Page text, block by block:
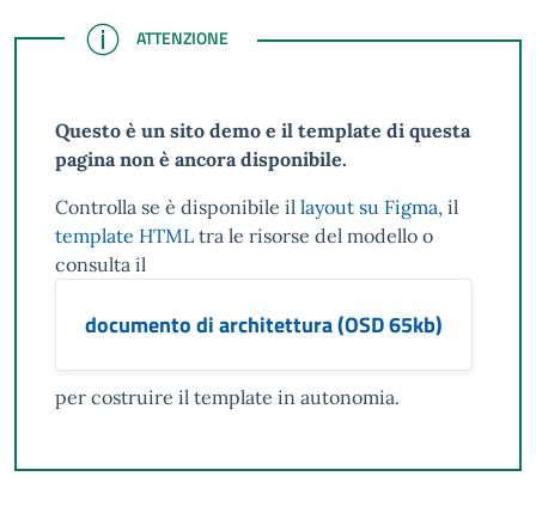
ATTENZIONE
ATTENZIONE
Questo è un sito demo e il template di questa
pagina non è ancora disponibile.
Controlla se è disponibile il layout su Figma, il
template HTML tra le risorse del modello o
consulta il
documento di architettura (OSD 65kb)
per costruire il template in autonomia.